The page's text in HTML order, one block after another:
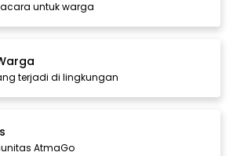
untuk warga
terjadi di lingkungan
AtmaGo